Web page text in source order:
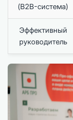
(B2B-система)
Эффективный
руководитель